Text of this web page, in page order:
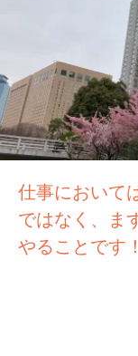
仕事において
ではなく、ま
やることです！